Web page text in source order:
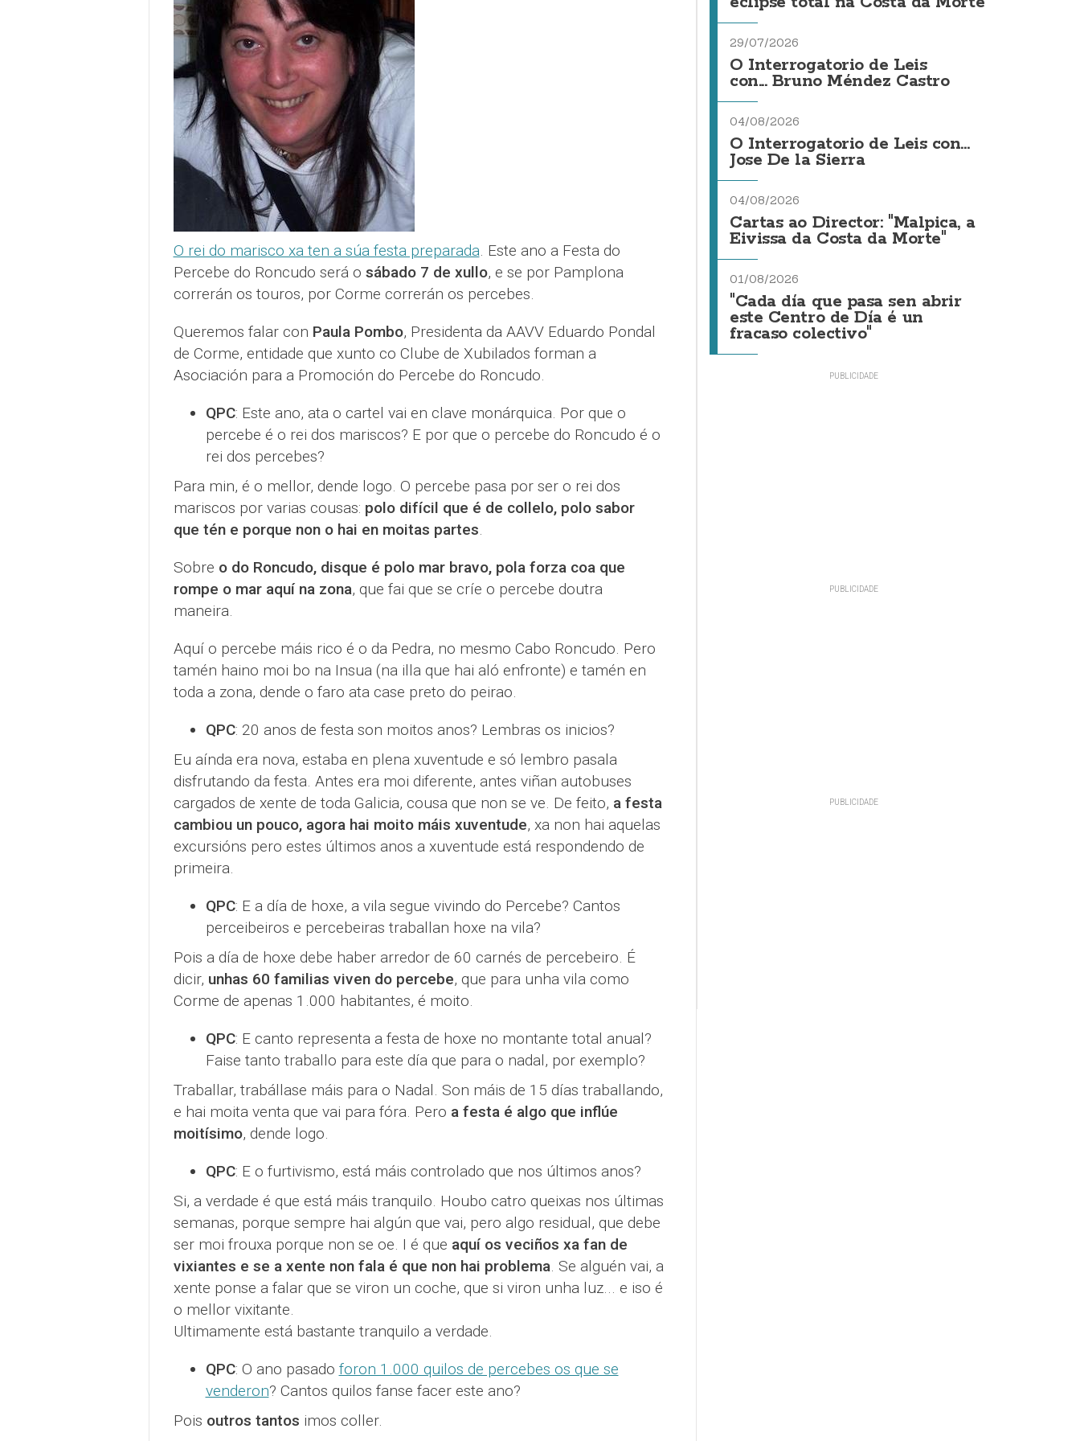
O rei do marisco xa ten a súa festa preparada. Este ano a Festa do
Percebe do Roncudo será o sábado 7 de xullo, e se por Pamplona
correrán os touros, por Corme correrán os percebes.
Queremos falar con Paula Pombo, Presidenta da AAVV Eduardo Pondal
de Corme, entidade que xunto co Clube de Xubilados forman a
Asociación para a Promoción do Percebe do Roncudo.
QPC: Este ano, ata o cartel vai en clave monárquica. Por que o
percebe é o rei dos mariscos? E por que o percebe do Roncudo é o
rei dos percebes?
Para min, é o mellor, dende logo. O percebe pasa por ser o rei dos
mariscos por varias cousas: polo difícil que é de collelo, polo sabor
que tén e porque non o hai en moitas partes.
Sobre o do Roncudo, disque é polo mar bravo, pola forza coa que
rompe o mar aquí na zona, que fai que se críe o percebe doutra
maneira.
Aquí o percebe máis rico é o da Pedra, no mesmo Cabo Roncudo. Pero
tamén haino moi bo na Insua (na illa que hai aló enfronte) e tamén en
toda a zona, dende o faro ata case preto do peirao.
QPC: 20 anos de festa son moitos anos? Lembras os inicios?
Eu aínda era nova, estaba en plena xuventude e só lembro pasala
disfrutando da festa. Antes era moi diferente, antes viñan autobuses
cargados de xente de toda Galicia, cousa que non se ve. De feito, a festa
cambiou un pouco, agora hai moito máis xuventude, xa non hai aquelas
excursións pero estes últimos anos a xuventude está respondendo de
primeira.
QPC: E a día de hoxe, a vila segue vivindo do Percebe? Cantos
perceibeiros e percebeiras traballan hoxe na vila?
Pois a día de hoxe debe haber arredor de 60 carnés de percebeiro. É
dicir, unhas 60 familias viven do percebe, que para unha vila como
Corme de apenas 1.000 habitantes, é moito.
QPC: E canto representa a festa de hoxe no montante total anual?
Faise tanto traballo para este día que para o nadal, por exemplo?
Traballar, trabállase máis para o Nadal. Son máis de 15 días traballando,
e hai moita venta que vai para fóra. Pero a festa é algo que inflúe
moitísimo, dende logo.
QPC: E o furtivismo, está máis controlado que nos últimos anos?
Si, a verdade é que está máis tranquilo. Houbo catro queixas nos últimas
semanas, porque sempre hai algún que vai, pero algo residual, que debe
ser moi frouxa porque non se oe. I é que aquí os veciños xa fan de
vixiantes e se a xente non fala é que non hai problema. Se alguén vai, a
xente ponse a falar que se viron un coche, que si viron unha luz... e iso é
o mellor vixitante.
Ultimamente está bastante tranquilo a verdade.
QPC: O ano pasado foron 1.000 quilos de percebes os que se
venderon? Cantos quilos fanse facer este ano?
Pois outros tantos imos coller.
29/07/2026
O Interrogatorio de Leis
con... Bruno Méndez Castro
04/08/2026
O Interrogatorio de Leis con...
Jose De la Sierra
04/08/2026
Cartas ao Director: "Malpica, a
Eivissa da Costa da Morte"
01/08/2026
"Cada día que pasa sen abrir
este Centro de Día é un
fracaso colectivo"